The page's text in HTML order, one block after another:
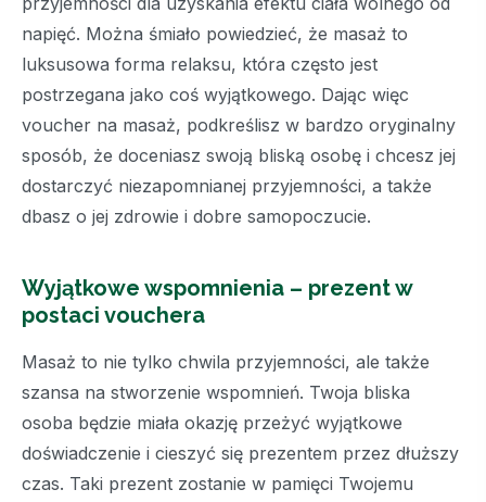
napięć. Można śmiało powiedzieć, że masaż to
luksusowa forma relaksu, która często jest
postrzegana jako coś wyjątkowego. Dając więc
voucher na masaż, podkreślisz w bardzo oryginalny
sposób, że doceniasz swoją bliską osobę i chcesz jej
dostarczyć niezapomnianej przyjemności, a także
dbasz o jej zdrowie i dobre samopoczucie.
Wyjątkowe wspomnienia – prezent w
postaci vouchera
Masaż to nie tylko chwila przyjemności, ale także
szansa na stworzenie wspomnień. Twoja bliska
osoba będzie miała okazję przeżyć wyjątkowe
doświadczenie i cieszyć się prezentem przez dłuższy
czas. Taki prezent zostanie w pamięci Twojemu